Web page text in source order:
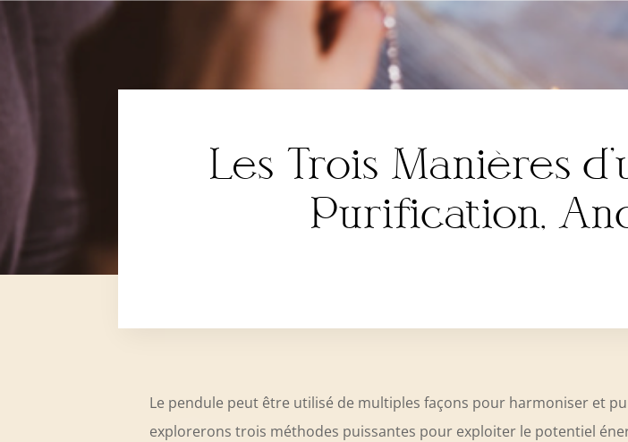
Les Trois Manières
Purification,
Le pendule peut être utilisé de multiples façons pour harmoniser et
explorerons trois méthodes puissantes pour exploiter le potentiel